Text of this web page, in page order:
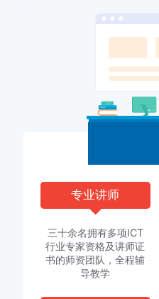
专业讲师
三十余名拥有多项ICT
行业专家资格及讲师证
书的师资团队，全程辅
导教学